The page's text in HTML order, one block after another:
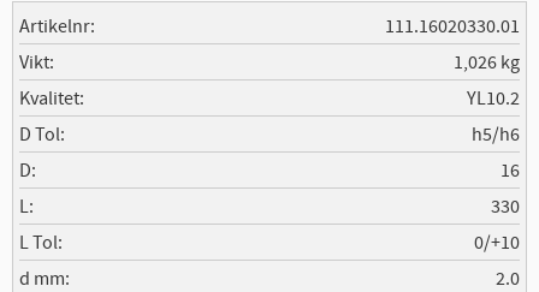
Artikelnr
111.16020330.01
Vikt
1,026 kg
Kvalitet
YL10.2
D Tol
h5/h6
D
16
L
330
L Tol
0/+10
d mm
2.0